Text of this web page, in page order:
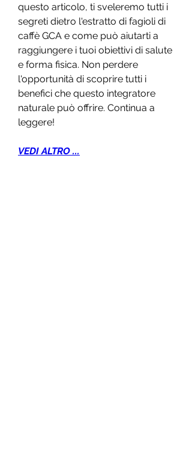
questo articolo, ti sveleremo tutti i
segreti dietro l'estratto di fagioli di
caffè GCA e come può aiutarti a
raggiungere i tuoi obiettivi di salute
e forma fisica. Non perdere
l'opportunità di scoprire tutti i
benefici che questo integratore
naturale può offrire. Continua a
leggere!
VEDI ALTRO ...